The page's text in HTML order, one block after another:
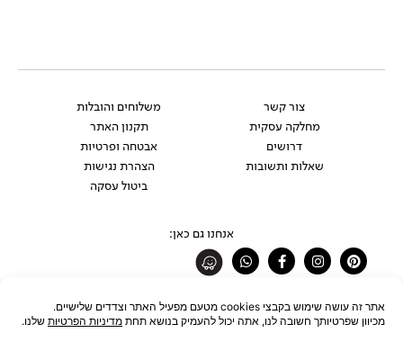
צור קשר
מחלקה עסקית
דרושים
שאלות ותשובות
משלוחים והובלות
תקנון האתר
אבטחה ופרטיות
הצהרת נגישות
ביטול עסקה
אנחנו גם כאן:
Pinterest
Instagram
Facebook-
f
Whatsapp
רוצים להתעדכן לפני כולם?